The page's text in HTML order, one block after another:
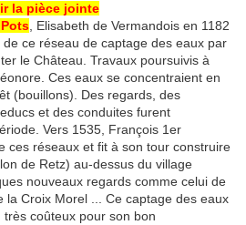
la pièce jointe
, Elisabeth de Vermandois en 1182
ce réseau de captage des eaux par
le Château. Travaux poursuivis à
Ces eaux se concentraient en
(bouillons). Des regards, des
et des conduites furent
Vers 1535, François 1er
ces réseaux et fit à son tour construire
de Retz) au-dessus du village
nouveaux regards comme celui de
la Croix Morel ... Ce captage des eaux
coûteux pour son bon